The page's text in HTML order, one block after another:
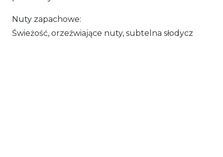
Nuty zapachowe:
Świeżość, orzeźwiające nuty, subtelna słodycz